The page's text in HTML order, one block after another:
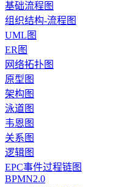
基础流程图
组织结构-流程图
UML图
ER图
网络拓扑图
原型图
架构图
泳道图
韦恩图
关系图
逻辑图
EPC事件过程链图
BPMN2.0